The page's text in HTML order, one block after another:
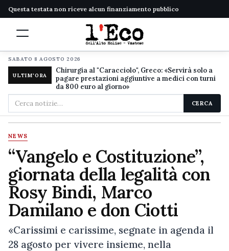
Questa testata non riceve alcun finanziamento pubblico
SABATO 8 AGOSTO 2026
ULTIM'ORA
Chirurgia al "Caracciolo", Greco: «Servirà solo a
pagare prestazioni aggiuntive a medici con turni
da 800 euro al giorno»
Cerca
nel
sito
CERCA
NEWS
“Vangelo e Costituzione”,
giornata della legalità con
Rosy Bindi, Marco
Damilano e don Ciotti
«Carissimi e carissime, segnate in agenda il
28 agosto per vivere insieme, nella